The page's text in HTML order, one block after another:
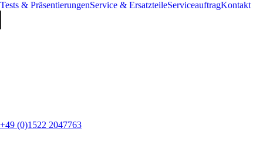
Tests & PräsentierungenService & ErsatzteileServiceauftragKontakt
+49 (0)1522 2047763